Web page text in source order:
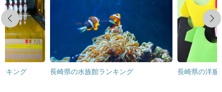
Previous
キング 長崎県の水族館ランキング 長崎県の洋服
Next